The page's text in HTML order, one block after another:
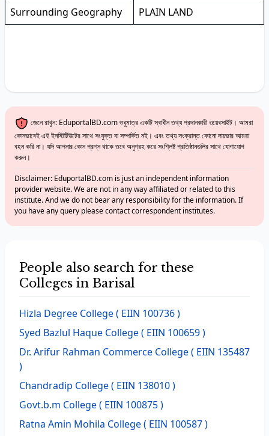
Surrounding Geography
PLAIN LAND
জেনে রাখুন: EduportalBD.com শুধুমাত্র একটি স্বাধীন তথ্য প্রদানকারী ওয়েবসাইট। আমরা
কোনভাবেই এই ইনস্টিটিউটের সাথে সংযুক্ত বা সম্পর্কিত নই। এবং তথ্য সংক্রান্ত কোনো দায়ভার আমরা
বহন করি না। যদি আপনার কোন প্রশ্ন থাকে তবে অনুগ্রহ করে সংশ্লিষ্ট প্রতিষ্ঠানগুলির সাথে যোগাযোগ
করুন।
Disclaimer: EduportalBD.com is just an independent information
provider website. We are not in any way affiliated or related to this
institute. And we do not bear any responsibility for the information. If
you have any query please contact correspondent institutes.
People also search for these
Colleges in Barisal
Hizla Degree College( EIIN 100736 )
Syed Bazlul Haque College( EIIN 100659 )
Dr. Arifur Rahman Commerce College( EIIN 135487
)
Chandradip College( EIIN 138010 )
Govt.b.m College( EIIN 100875 )
Ratna Amin Mohila College( EIIN 100587 )